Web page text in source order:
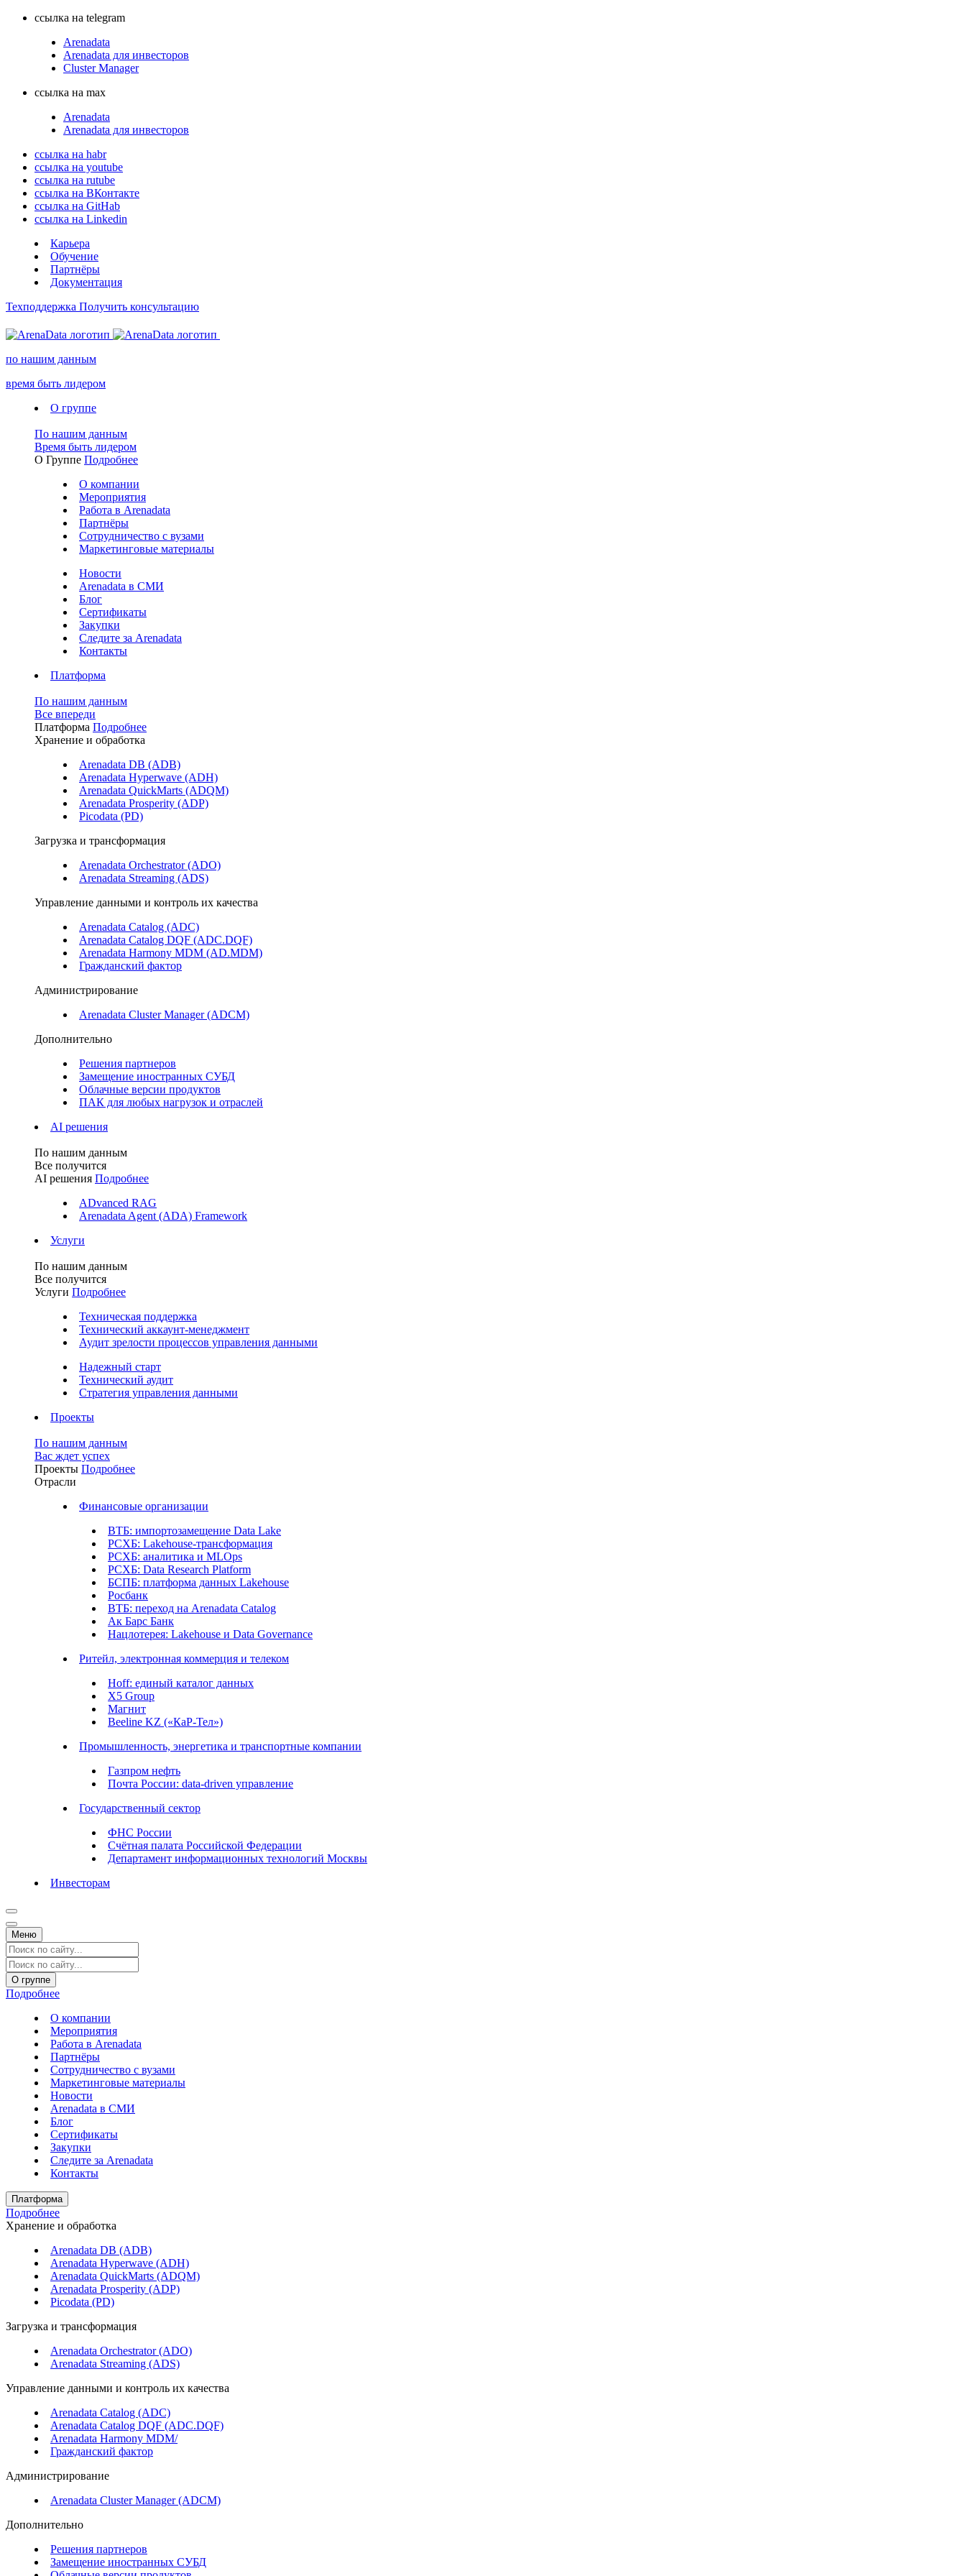
ссылка на telegram
Arenadata
Arenadata для инвесторов
Cluster Manager
ссылка на max
Arenadata
Arenadata для инвесторов
ссылка на habr
ссылка на youtube
ссылка на rutube
ссылка на ВКонтакте
ссылка на GitHab
ссылка на Linkedin
Карьера
Обучение
Партнёры
Документация
Техподдержка Получить консультацию
по нашим данным
время быть лидером
О группе
По нашим данным
Время быть лидером
О Группе Подробнее
О компании
Мероприятия
Работа в Arenadata
Партнёры
Сотрудничество с вузами
Маркетинговые материалы
Новости
Arenadata в СМИ
Блог
Сертификаты
Закупки
Следите за Аrenadata
Контакты
Платформа
По нашим данным
Все впереди
Платформа Подробнее
Хранение и обработка
Arenadata DB (ADB)
Arenadata Hyperwave (ADH)
Arenadata QuickMarts (ADQM)
Arenadata Prosperity (ADP)
Picodata (PD)
Загрузка и трансформация
Arenadata Orchestrator (ADO)
Arenadata Streaming (ADS)
Управление данными и контроль их качества
Arenadata Catalog (ADC)
Arenadata Catalog DQF (ADС.DQF)
Arenadata Harmony MDM (AD.MDM)
Гражданский фактор
Администрирование
Arenadata Cluster Manager (ADCM)
Дополнительно
Решения партнеров
Замещение иностранных СУБД
Облачные версии продуктов
ПАК для любых нагрузок и отраслей
AI решения
По нашим данным
Все получится
AI решения Подробнее
ADvanced RAG
Arenadata Agent (ADA) Framework
Услуги
По нашим данным
Все получится
Услуги Подробнее
Техническая поддержка
Технический аккаунт-менеджмент
Аудит зрелости процессов управления данными
Надежный старт
Технический аудит
Стратегия управления данными
Проекты
По нашим данным
Вас ждет успех
Проекты Подробнее
Отрасли
Финансовые организации
ВТБ: импортозамещение Data Lake
РСХБ: Lakehouse-трансформация
РСХБ: аналитика и MLOps
РСХБ: Data Research Platform
БСПБ: платформа данных Lakehouse
Росбанк
ВТБ: переход на Arenadata Catalog
Ак Барс Банк
Нацлотерея: Lakehouse и Data Governance
Ритейл, электронная коммерция и телеком
Hoff: единый каталог данных
X5 Group
Магнит
Beeline KZ («КаР-Тел»)
Промышленность, энергетика и транспортные компании
Газпром нефть
Почта России: data-driven управление
Государственный сектор
ФНС России
Счётная палата Российской Федерации
Департамент информационных технологий Москвы
Инвесторам
Меню
О группе
Подробнее
О компании
Мероприятия
Работа в Arenadata
Партнёры
Сотрудничество с вузами
Маркетинговые материалы
Новости
Arenadata в СМИ
Блог
Сертификаты
Закупки
Следите за Аrenadata
Контакты
Платформа
Подробнее
Хранение и обработка
Arenadata DB (ADB)
Arenadata Hyperwave (ADH)
Arenadata QuickMarts (ADQM)
Arenadata Prosperity (ADP)
Picodata (PD)
Загрузка и трансформация
Arenadata Orchestrator (ADO)
Arenadata Streaming (ADS)
Управление данными и контроль их качества
Arenadata Catalog (ADC)
Arenadata Catalog DQF (ADС.DQF)
Arenadata Harmony MDM/
Гражданский фактор
Администрирование
Arenadata Cluster Manager (ADCM)
Дополнительно
Решения партнеров
Замещение иностранных СУБД